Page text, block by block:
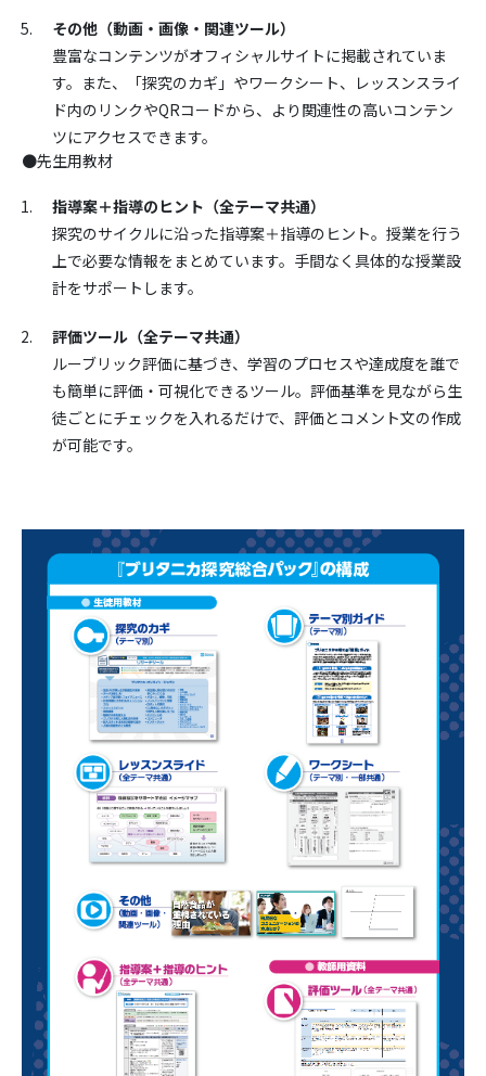
その他（動画・画像・関連ツール）
豊富なコンテンツがオフィシャルサイトに掲載されていま
す。また、「探究のカギ」やワークシート、レッスンスライ
ド内のリンクやQRコードから、より関連性の高いコンテン
ツにアクセスできます。
●先生用教材
指導案＋指導のヒント（全テーマ共通）
探究のサイクルに沿った指導案＋指導のヒント。授業を行う
上で必要な情報をまとめています。手間なく具体的な授業設
計をサポートします。
評価ツール（全テーマ共通）
ルーブリック評価に基づき、学習のプロセスや達成度を誰で
も簡単に評価・可視化できるツール。評価基準を見ながら生
徒ごとにチェックを入れるだけで、評価とコメント文の作成
が可能です。